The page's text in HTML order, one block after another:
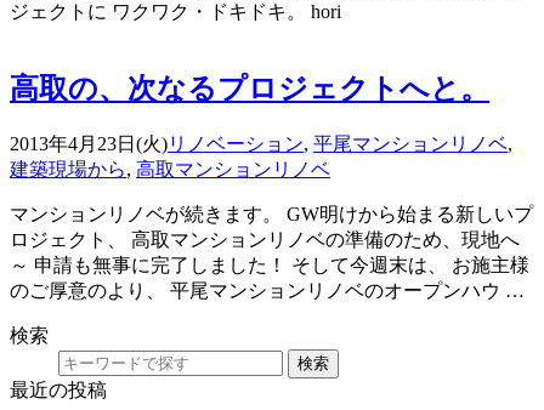
ジェクトに ワクワク・ドキドキ。 hori
高取の、次なるプロジェクトへと。
2013年4月23日(火)リノベーション, 平尾マンションリノベ,
建築現場から, 高取マンションリノベ
マンションリノベが続きます。 GW明けから始まる新しいプ
ロジェクト、 高取マンションリノベの準備のため、現地へ
～ 申請も無事に完了しました！ そして今週末は、 お施主様
のご厚意のより、 平尾マンションリノベのオープンハウ …
検索
検索
最近の投稿